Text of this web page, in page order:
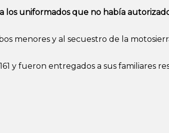
uniformados que no había
menores y al secuestro de la
y fueron entregados a sus familiares